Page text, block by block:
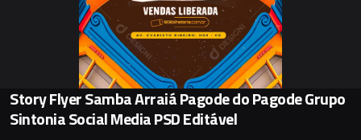
Story Flyer Samba Arraiá Pagode do Pagode Grupo
Sintonia Social Media PSD Editável